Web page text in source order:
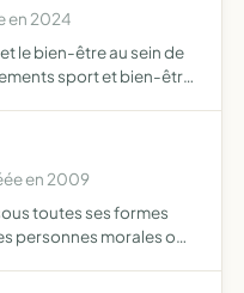
en 2024
le bien-être au sein de
sport et bien-être
en 2009
toutes ses formes
personnes morales ou